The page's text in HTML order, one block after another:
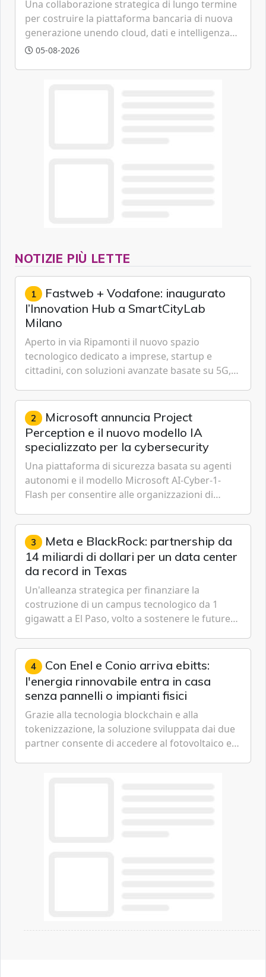
Una collaborazione strategica di lungo termine
per costruire la piattaforma bancaria di nuova
generazione unendo cloud, dati e intelligenza
artificiale.
05-08-2026
NOTIZIE PIÙ LETTE
1 Fastweb + Vodafone: inaugurato
l’Innovation Hub a SmartCityLab
Milano
Aperto in via Ripamonti il nuovo spazio
tecnologico dedicato a imprese, startup e
cittadini, con soluzioni avanzate basate su 5G,
Cybersecurity.
2 Microsoft annuncia Project
Perception e il nuovo modello IA
specializzato per la cybersecurity
Una piattaforma di sicurezza basata su agenti
autonomi e il modello Microsoft AI-Cyber-1-
Flash per consentire alle organizzazioni di
gestione continua del rischio.
3 Meta e BlackRock: partnership da
14 miliardi di dollari per un data center
da record in Texas
Un'alleanza strategica per finanziare la
costruzione di un campus tecnologico da 1
gigawatt a El Paso, volto a sostenere le future
artificiale dell'azienda di Mark Zuckerberg.
4 Con Enel e Conio arriva ebitts:
l'energia rinnovabile entra in casa
senza pannelli o impianti fisici
Grazie alla tecnologia blockchain e alla
tokenizzazione, la soluzione sviluppata dai due
partner consente di accedere al fotovoltaico e